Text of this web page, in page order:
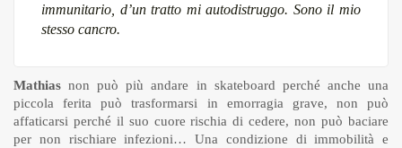
immunitario, d’un tratto mi autodistruggo. Sono il mio
stesso cancro.
Mathias non può più andare in skateboard perché anche una
piccola ferita può trasformarsi in emorragia grave, non può
affaticarsi perché il suo cuore rischia di cedere, non può baciare
per non rischiare infezioni… Una condizione di immobilità e